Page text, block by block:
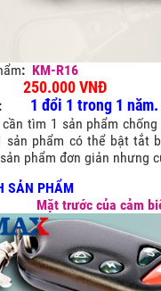
: KM-R16
250.000 VNĐ
: 1 đổi 1 trong 1 năm.
cần tìm 1 sản phẩm
sản phẩm có thể bật tắt
phẩm đơn giản nhưng
SẢN PHẨM
của cảm biến từ